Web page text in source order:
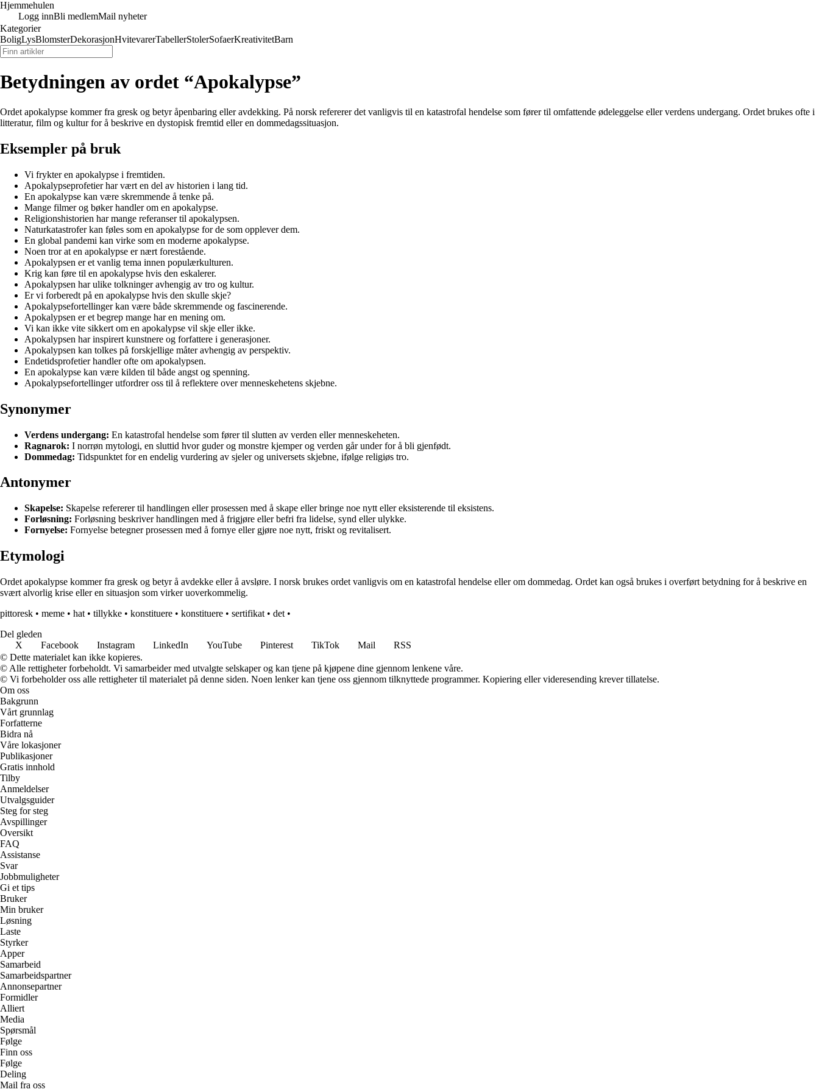
Hjemmehulen
Logg innBli medlemMail nyheter
Kategorier
BoligLysBlomsterDekorasjonHvitevarerTabellerStolerSofaerKreativitetBarn
Betydningen av ordet “Apokalypse”
Ordet apokalypse kommer fra gresk og betyr åpenbaring eller avdekking. På norsk refererer det vanligvis til en katastrofal hendelse som fører til omfattende ødeleggelse eller verdens undergang. Ordet brukes ofte i
litteratur, film og kultur for å beskrive en dystopisk fremtid eller en dommedagssituasjon.
Eksempler på bruk
Vi frykter en apokalypse i fremtiden.
Apokalypseprofetier har vært en del av historien i lang tid.
En apokalypse kan være skremmende å tenke på.
Mange filmer og bøker handler om en apokalypse.
Religionshistorien har mange referanser til apokalypsen.
Naturkatastrofer kan føles som en apokalypse for de som opplever dem.
En global pandemi kan virke som en moderne apokalypse.
Noen tror at en apokalypse er nært forestående.
Apokalypsen er et vanlig tema innen populærkulturen.
Krig kan føre til en apokalypse hvis den eskalerer.
Apokalypsen har ulike tolkninger avhengig av tro og kultur.
Er vi forberedt på en apokalypse hvis den skulle skje?
Apokalypsefortellinger kan være både skremmende og fascinerende.
Apokalypsen er et begrep mange har en mening om.
Vi kan ikke vite sikkert om en apokalypse vil skje eller ikke.
Apokalypsen har inspirert kunstnere og forfattere i generasjoner.
Apokalypsen kan tolkes på forskjellige måter avhengig av perspektiv.
Endetidsprofetier handler ofte om apokalypsen.
En apokalypse kan være kilden til både angst og spenning.
Apokalypsefortellinger utfordrer oss til å reflektere over menneskehetens skjebne.
Synonymer
Verdens undergang: En katastrofal hendelse som fører til slutten av verden eller menneskeheten.
Ragnarok: I norrøn mytologi, en sluttid hvor guder og monstre kjemper og verden går under for å bli gjenfødt.
Dommedag: Tidspunktet for en endelig vurdering av sjeler og universets skjebne, ifølge religiøs tro.
Antonymer
Skapelse: Skapelse refererer til handlingen eller prosessen med å skape eller bringe noe nytt eller eksisterende til eksistens.
Forløsning: Forløsning beskriver handlingen med å frigjøre eller befri fra lidelse, synd eller ulykke.
Fornyelse: Fornyelse betegner prosessen med å fornye eller gjøre noe nytt, friskt og revitalisert.
Etymologi
Ordet apokalypse kommer fra gresk og betyr å avdekke eller å avsløre. I norsk brukes ordet vanligvis om en katastrofal hendelse eller om dommedag. Ordet kan også brukes i overført betydning for å beskrive en
svært alvorlig krise eller en situasjon som virker uoverkommelig.
pittoresk • meme • hat • tillykke • konstituere • konstituere • sertifikat • det •
Del gleden
X
Facebook Instagram LinkedIn YouTube Pinterest TikTok Mail
RSS
© Dette materialet kan ikke kopieres.
© Alle rettigheter forbeholdt. Vi samarbeider med utvalgte selskaper og kan tjene på kjøpene dine gjennom lenkene våre.
© Vi forbeholder oss alle rettigheter til materialet på denne siden. Noen lenker kan tjene oss gjennom tilknyttede programmer. Kopiering eller videresending krever tillatelse.
Om oss
Bakgrunn
Vårt grunnlag
Forfatterne
Bidra nå
Våre lokasjoner
Publikasjoner
Gratis innhold
Tilby
Anmeldelser
Utvalgsguider
Steg for steg
Avspillinger
Oversikt
FAQ
Assistanse
Svar
Jobbmuligheter
Gi et tips
Bruker
Min bruker
Løsning
Laste
Styrker
Apper
Samarbeid
Samarbeidspartner
Annonsepartner
Formidler
Alliert
Media
Spørsmål
Følge
Finn oss
Følge
Deling
Mail fra oss